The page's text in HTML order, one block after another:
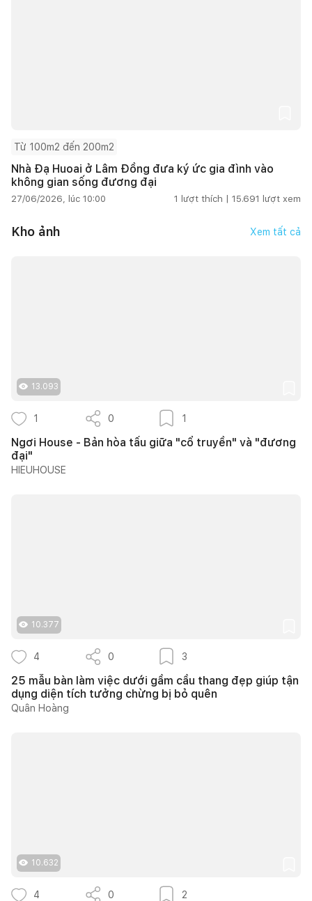
Từ 100m2 đến 200m2
Nhà Đạ Huoai ở Lâm Đồng đưa ký ức gia đình vào
không gian sống đương đại
27/06/2026, lúc 10:00 1 lượt thích | 15.691 lượt xem
Kho ảnh Xem tất cả
13.093
1 0 1
Ngơi House - Bản hòa tấu giữa "cổ truyền" và "đương
đại"
HIEUHOUSE
10.377
4 0 3
25 mẫu bàn làm việc dưới gầm cầu thang đẹp giúp tận
dụng diện tích tưởng chừng bị bỏ quên
Quân Hoàng
10.632
4 0 2